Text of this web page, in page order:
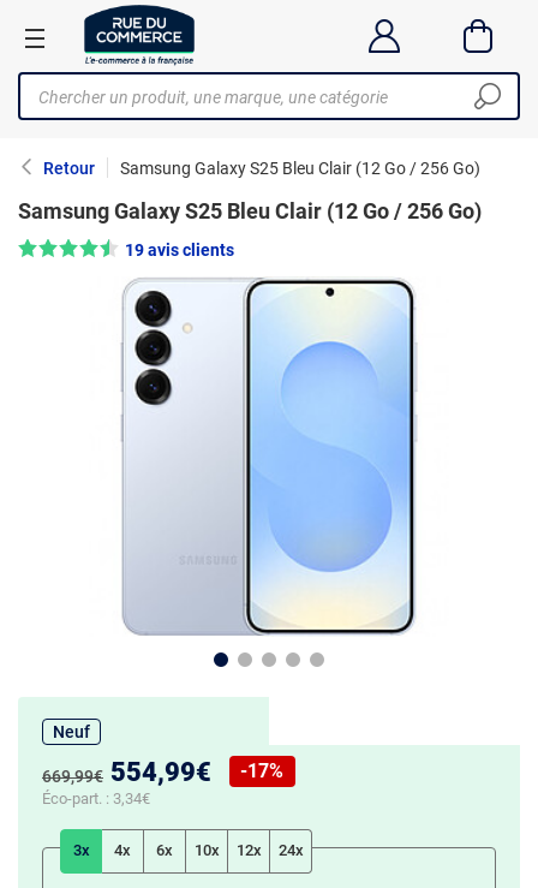
Retour Samsung Galaxy S25 Bleu Clair (12 Go / 256 Go)
Samsung Galaxy S25 Bleu Clair (12 Go / 256 Go)
Note : 4.5/5 — 19 avis clients
Neuf
Ancien prix :
669,99€ Nouveau prix :
554,99€
Réduction de :
-17%
Éco-part. : 3,34€
3x 4x 6x 10x 12x 24x